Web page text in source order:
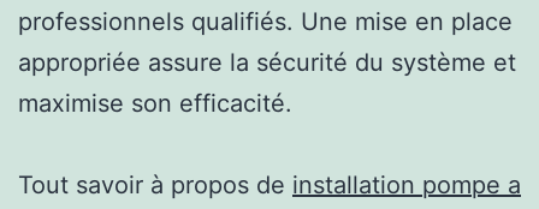
professionnels qualifiés. Une mise en place
appropriée assure la sécurité du système et
maximise son efficacité.
Tout savoir à propos de installation pompe a